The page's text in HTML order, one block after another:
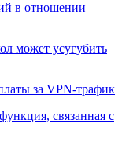
в отношении
может усугубить
за VPN-трафик
связанная с